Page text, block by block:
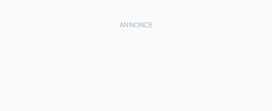
ANNONCE